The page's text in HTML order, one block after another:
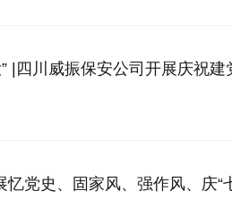
|​四川威振保安公司开展庆祝
党史、固家风、强作风、庆“